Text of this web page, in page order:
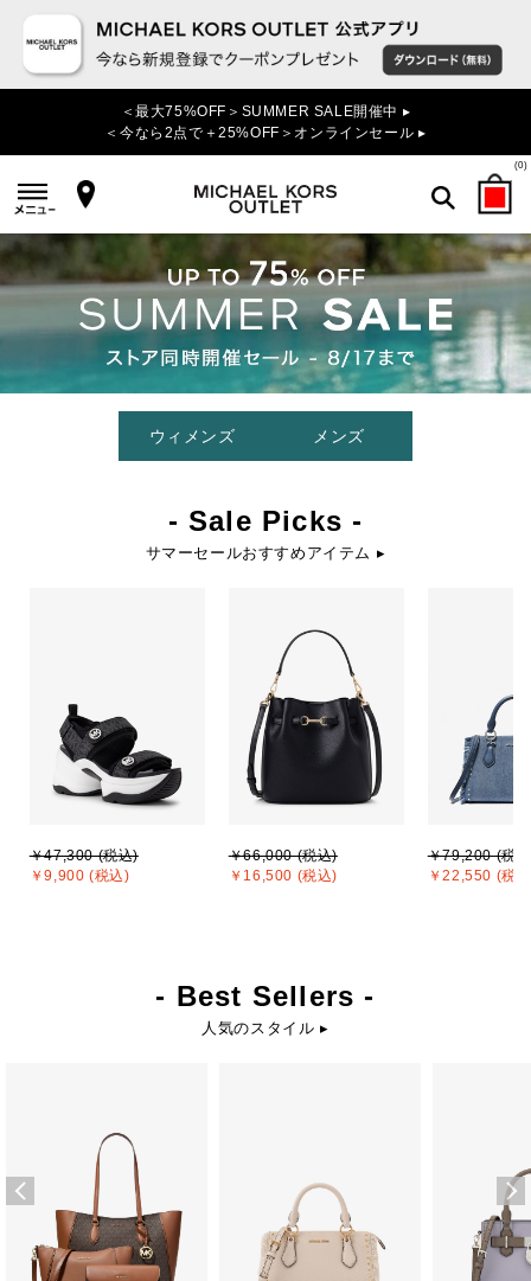
＜最大75%OFF＞SUMMER SALE開催中 ▸
＜今なら2点で＋25%OFF＞オンラインセール ▸
(0)
検索
ウィメンズ メンズ
- Sale Picks -
サマーセールおすすめアイテム ▸
￥47,300 (税込)
￥9,900 (税込)
￥66,000 (税込)
￥16,500 (税込)
￥79,200 (税
￥22,550 (税
- Best Sellers -
人気のスタイル ▸